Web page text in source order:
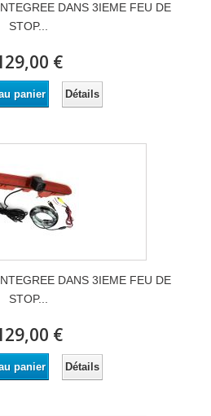
DANS 3IEME FEU DE
STOP...
€
panier Détails
DANS 3IEME FEU DE
STOP...
€
panier Détails